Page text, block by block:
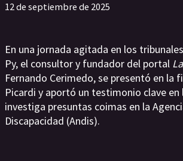
12 de septiembre de 2025
En una jornada agitada en los
Py, el consultor y fundador del portal
Fernando Cerimedo, se presentó en la
Picardi y aportó un testimonio clave en
investiga presuntas coimas en la
Discapacidad (Andis).